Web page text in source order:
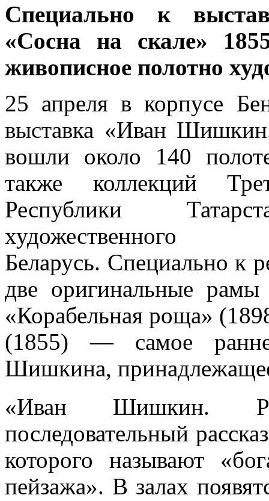
Специально к
«Сосна на скале»
живописное полотно
25 апреля в корпусе
выставка «Иван
вошли около 140
также коллекций
Республики
Беларусь. Специально к
две оригинальные
«Корабельная роща»
(1855) — самое
Шишкина,
«Иван Шишкин.
последовательный
которого называют
пейзажа». В залах